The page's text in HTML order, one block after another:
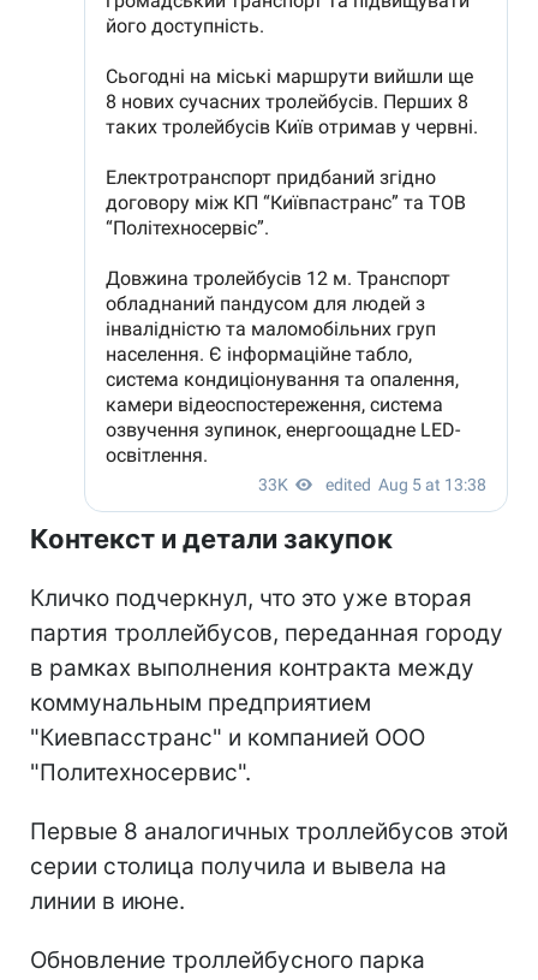
Контекст и детали закупок
Кличко подчеркнул, что это уже вторая
партия троллейбусов, переданная городу
в рамках выполнения контракта между
коммунальным предприятием
"Киевпасстранс" и компанией ООО
"Политехносервис".
Первые 8 аналогичных троллейбусов этой
серии столица получила и вывела на
линии в июне.
Обновление троллейбусного парка